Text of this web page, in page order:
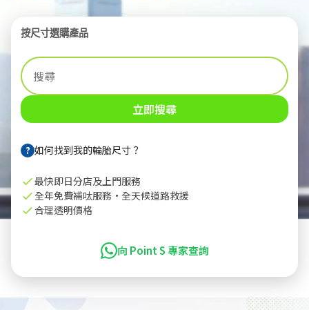
按尺寸選購產品
立即搜尋
? 如何找到我的輪胎尺寸？
最快即日分店及上門服務
全年免費補呔服務·全天候道路救援
合理透明價格
向 Point S 專家查詢